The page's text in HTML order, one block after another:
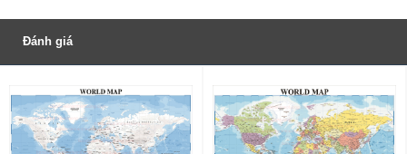
Đánh giá
Đánh giá
Be the first to review “Bản Đồ Thế Giới Khổ Lớn ( Mẫu 010 )”